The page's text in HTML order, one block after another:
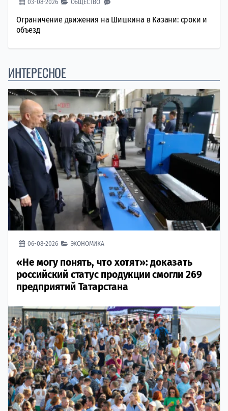
03-08-2026 ОБЩЕСТВО
Ограничение движения на Шишкина в Казани: сроки и
объезд
ИНТЕРЕСНОЕ
06-08-2026 ЭКОНОМИКА
«Не могу понять, что хотят»: доказать
российский статус продукции смогли 269
предприятий Татарстана